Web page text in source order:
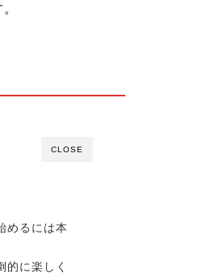
CLOSE
めるには本
に楽しく